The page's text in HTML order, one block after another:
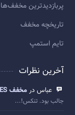
پربازديدترين مخفف‌ها
تاريخچه مخفف
تایم استمپ
آخرین نظرات
عباس در مخفف LES
جالب بود. تنکس!...